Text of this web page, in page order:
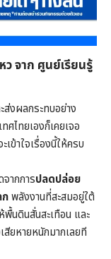
จาก ศูนย์เรียนรู้
ส่งผลกระทบอย่าง
ไทยเองก็เคยเจอ
เข้าใจเรื่องนี้ให้ครบ
จากการปลดปล่อย
พลังงานที่สะสมอยู่ใต้
นดินสั่นสะเทือน และ
ยหายหนักมากเลยที